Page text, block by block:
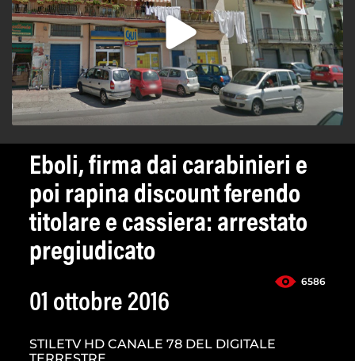
Eboli, firma dai carabinieri e
poi rapina discount ferendo
titolare e cassiera: arrestato
pregiudicato
6586
01 ottobre 2016
STILETV HD CANALE 78 DEL DIGITALE